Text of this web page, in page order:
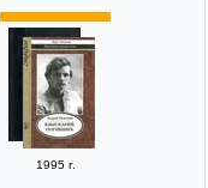
1995 г.